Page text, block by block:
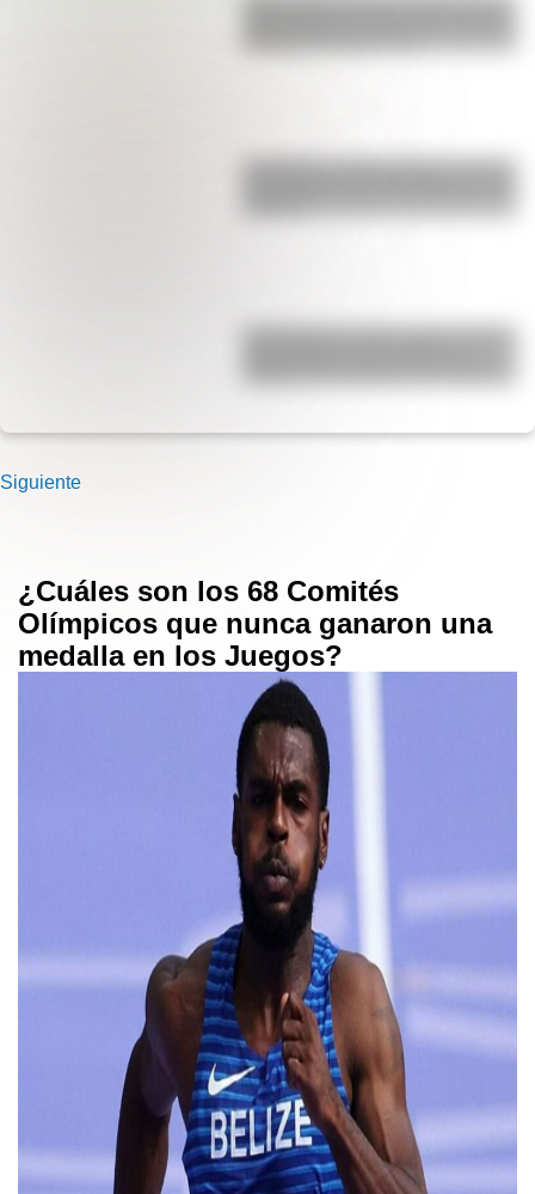
San Martín y Simón Bolívar: así fue
17 de agosto: cómo hacer el Cruce
Siguiente
¿Cuáles son los 68 Comités
Olímpicos que nunca ganaron una
medalla en los Juegos?